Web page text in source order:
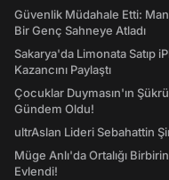
Güvenlik Müdahale Etti:
Bir Genç Sahneye Atladı
Sakarya'da Limonata Satıp
Kazancını Paylaştı
Çocuklar Duymasın'ın
Gündem Oldu!
ultrAslan Lideri Sebahattin
Müge Anlı'da Ortalığı
Evlendi!